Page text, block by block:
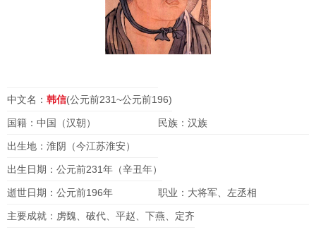
中文名： 韩信(公元前231~公元前196)
国籍：中国（汉朝） 民族：汉族
出生地：淮阴（今江苏淮安）
出生日期：公元前231年（辛丑年）
逝世日期：公元前196年 职业：大将军、左丞相
主要成就：虏魏、破代、平赵、下燕、定齐